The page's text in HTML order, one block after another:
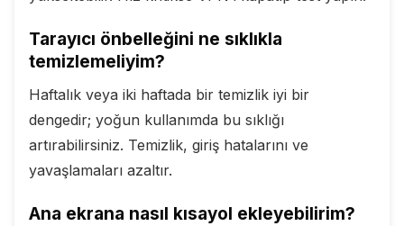
Tarayıcı önbelleğini ne sıklıkla
temizlemeliyim?
Haftalık veya iki haftada bir temizlik iyi bir
dengedir; yoğun kullanımda bu sıklığı
artırabilirsiniz. Temizlik, giriş hatalarını ve
yavaşlamaları azaltır.
Ana ekrana nasıl kısayol ekleyebilirim?